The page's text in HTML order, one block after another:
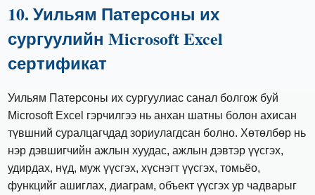
10. Уильям Патерсоны их
сургуулийн Microsoft Excel
сертификат
Уильям Патерсоны их сургуулиас санал болгож буй
Microsoft Excel гэрчилгээ нь анхан шатны болон ахисан
түвшний суралцагчдад зориулагдсан болно. Хөтөлбөр нь
нэр дэвшигчийн ажлын хуудас, ажлын дэвтэр үүсгэх,
удирдах, нүд, муж үүсгэх, хүснэгт үүсгэх, томьёо,
функцийг ашиглах, диаграм, объект үүсгэх ур чадварыг